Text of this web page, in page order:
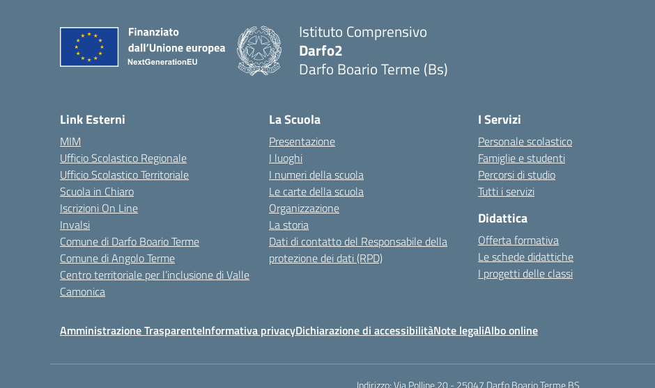
Istituto Comprensivo
Darfo2
Darfo Boario Terme (Bs)
Link Esterni
MIM
Ufficio Scolastico Regionale
Ufficio Scolastico Territoriale
Scuola in Chiaro
Iscrizioni On Line
Invalsi
Comune di Darfo Boario Terme
Comune di Angolo Terme
Centro territoriale per l’inclusione di Valle
Camonica
La Scuola
Presentazione
I luoghi
I numeri della scuola
Le carte della scuola
Organizzazione
La storia
Dati di contatto del Responsabile della
protezione dei dati (RPD)
I Servizi
Personale scolastico
Famiglie e studenti
Percorsi di studio
Tutti i servizi
Didattica
Offerta formativa
Le schede didattiche
I progetti delle classi
Amministrazione TrasparenteInformativa privacyDichiarazione di accessibilitàNote legaliAlbo online
Indirizzo:Via Polline,20 - 25047 Darfo Boario Terme BS